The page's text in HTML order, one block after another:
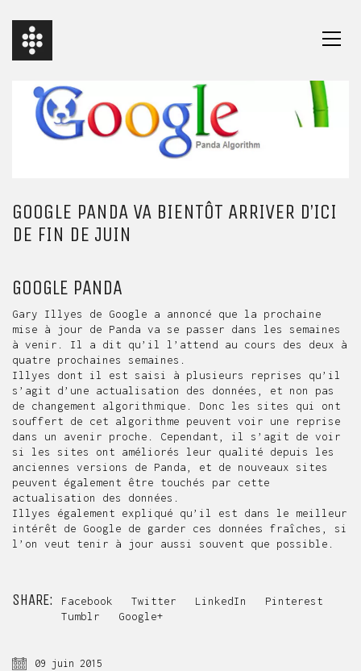
GOOGLE PANDA VA BIENTÔT ARRIVER D’ICI
DE FIN DE JUIN
GOOGLE PANDA
Gary Illyes de Google a annoncé que la prochaine
mise à jour de Panda va se passer dans les semaines
à venir. Il a dit qu’il l’attend au cours des deux à
quatre prochaines semaines.
Illyes dont il est saisi à plusieurs reprises qu’il
s’agit d’une actualisation des données, et non pas
de changement algorithmique. Donc les sites qui ont
souffert de cet algorithme peuvent voir une reprise
dans un avenir proche. Cependant, il s’agit de voir
si les sites ont améliorés leur qualité depuis les
anciennes versions de Panda, et de nouveaux sites
peuvent également être touchés par cette
actualisation des données.
Illyes également expliqué qu’il est dans le meilleur
intérêt de Google de garder ces données fraîches, si
l’on veut tenir à jour aussi souvent que possible.
SHARE: Facebook Twitter LinkedIn
Pinterest
Tumblr
Google+
09 juin 2015